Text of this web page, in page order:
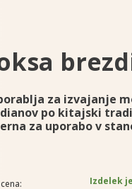
za izvajanje
po kitajski
za uporabo v
Izdelek